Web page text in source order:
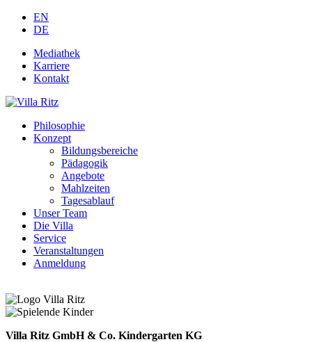
EN
DE
Mediathek
Karriere
Kontakt
Philosophie
Konzept
Bildungsbereiche
Pädagogik
Angebote
Mahlzeiten
Tagesablauf
Unser Team
Die Villa
Service
Veranstaltungen
Anmeldung
Villa Ritz GmbH & Co. Kindergarten KG